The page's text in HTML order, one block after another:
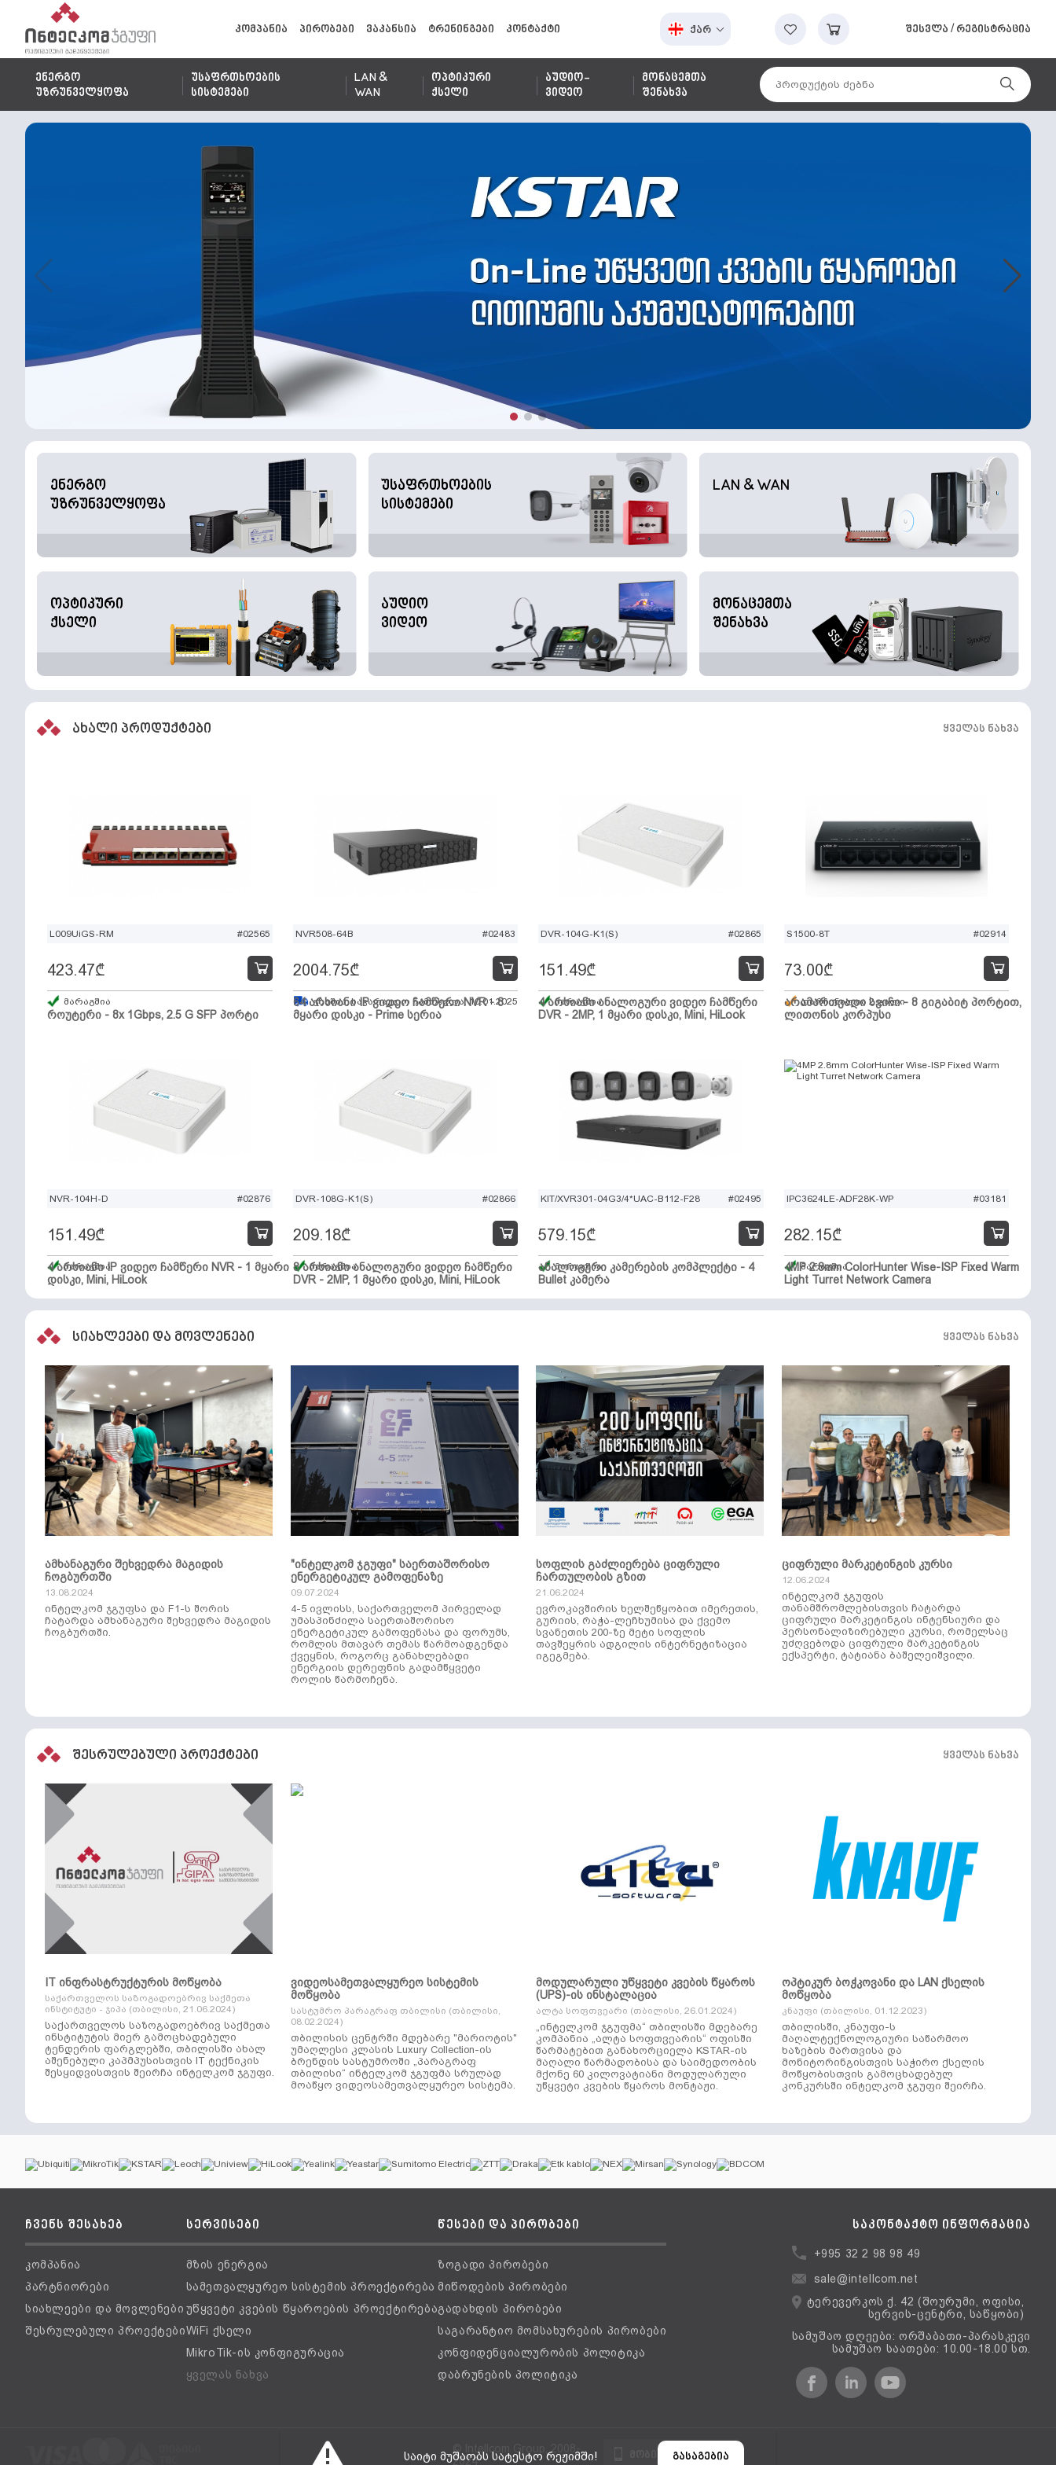
კომპანია პირობები ვაკანსია ტრენინგები კონტაქტი ქარ შესვლა / რეგისტრაცია
ენერგო
უზრუნველყოფა
უსაფრთხოების
სისტემები
LAN &
WAN
ოპტიკური
ქსელი
აუდიო-
ვიდეო
მონაცემთა
შენახვა
ენერგო
უზრუნველყოფა
უსაფრთხოების
სისტემები
LAN & WAN
ოპტიკური
ქსელი
აუდიო
ვიდეო
მონაცემთა
შენახვა
ახალი პროდუქტები ყველას ნახვა
L009UiGS-RM #02565
როუტერი - 8x 1Gbps, 2.5 G SFP პორტი
423.47₾
მარაგშია
NVR508-64B #02483
64 არხიანი IP ვიდეო ჩამწერი NVR - 8
მყარი დისკი - Prime სერია
2004.75₾
გზაშია, სავარაუდო ჩამოსვლა: 10.01.2025
DVR-104G-K1(S) #02865
4 არხიანი ანალოგური ვიდეო ჩამწერი
DVR - 2MP, 1 მყარი დისკი, Mini, HiLook
151.49₾
მარაგშია
S1500-8T #02914
არამართვადი სვიჩი - 8 გიგაბიტ პორტით,
ლითონის კორპუსი
73.00₾
დარჩენილია 2 ცალი
NVR-104H-D #02876
4 არხიანი IP ვიდეო ჩამწერი NVR - 1 მყარი
დისკი, Mini, HiLook
151.49₾
მარაგშია
DVR-108G-K1(S) #02866
8 არხიანი ანალოგური ვიდეო ჩამწერი
DVR - 2MP, 1 მყარი დისკი, Mini, HiLook
209.18₾
მარაგშია
KIT/XVR301-04G3/4*UAC-B112-F28 #02495
ანალოგური კამერების კომპლექტი - 4
Bullet კამერა
579.15₾
მარაგშია
IPC3624LE-ADF28K-WP #03181
4MP 2.8mm ColorHunter Wise-ISP Fixed Warm
Light Turret Network Camera
282.15₾
მარაგშია
სიახლეები და მოვლენები ყველას ნახვა
ამხანაგური შეხვედრა მაგიდის
ჩოგბურთში
13.08.2024
ინტელკომ ჯგუფსა და F1-ს შორის
ჩატარდა ამხანაგური შეხვედრა მაგიდის
ჩოგბურთში.
"ინტელკომ ჯგუფი" საერთაშორისო
ენერგეტიკულ გამოფენაზე
09.07.2024
4-5 ივლისს, საქართველომ პირველად
უმასპინძილა საერთაშორისო
ენერგეტიკულ გამოფენასა და ფორუმს,
რომლის მთავარ თემას წარმოადგენდა
ქვეყნის, როგორც განახლებადი
ენერგიის დერეფნის გადამწყვეტი
როლის წარმოჩენა.
სოფლის გაძლიერება ციფრული
ჩართულობის გზით
21.06.2024
ევროკავშირის ხელშეწყობით იმერეთის,
გურიის, რაჭა-ლეჩხუმისა და ქვემო
სვანეთის 200-ზე მეტი სოფლის
თავშეყრის ადგილის ინტერნეტიზაცია
იგეგმება.
ციფრული მარკეტინგის კურსი
12.06.2024
ინტელკომ ჯგუფის
თანამშრომლებისთვის ჩატარდა
ციფრული მარკეტინგის ინტენსიური და
პერსონალიზირებული კურსი, რომელსაც
უძღვებოდა ციფრული მარკეტინგის
ექსპერტი, ტატიანა ბაშელეიშვილი.
შესრულებული პროექტები ყველას ნახვა
IT ინფრასტრუქტურის მოწყობა
საქართველოს საზოგადოებრივ საქმეთა
ინსტიტუტი - ჯიპა (თბილისი, 21.06.2024)
საქართველოს საზოგადოებრივ საქმეთა
ინსტიტუტის მიერ გამოცხადებული
ტენდერის ფარგლებში, თბილისში ახალ
აშენებული კაპმპუსისთვის IT ტექნიკის
შესყიდვისთვის შეირჩა ინტელკომ ჯგუფი.
ვიდეოსამეთვალყურეო სისტემის
მოწყობა
სასტუმრო პარაგრაფ თბილისი (თბილისი,
08.02.2024)
თბილისის ცენტრში მდებარე "მარიოტის"
უმაღლესი კლასის Luxury Collection-ის
ბრენდის სასტუმროში „პარაგრაფ
თბილისი“ ინტელკომ ჯგუფმა სრულად
მოაწყო ვიდეოსამეთვალყურეო სისტემა.
მოდულარული უწყვეტი კვების წყაროს
(UPS)-ის ინსტალაცია
ალტა სოფთვეარი (თბილისი, 26.01.2024)
„ინტელკომ ჯგუფმა“ თბილისში მდებარე
კომპანია „ალტა სოფთვეარის“ ოფისში
წარმატებით განახორციელა KSTAR-ის
მაღალი წარმადობისა და საიმედოობის
მქონე 60 კილოვატიანი მოდულარული
უწყვეტი კვების წყაროს მონტაჟი.
ოპტიკურ ბოჭკოვანი და LAN ქსელის
მოწყობა
კნაუფი (თბილისი, 01.12.2023)
თბილისში, კნაუფი-ს
მაღალტექნოლოგიური საწარმოო
ხაზების მართვისა და
მონიტორინგისთვის საჭირო ქსელის
მოწყობისთვის გამოცხადებულ
კონკურსში ინტელკომ ჯგუფი შეირჩა.
ჩვენს შესახებ
კომპანია
პარტნიორები
სიახლეები და მოვლენები
შესრულებული პროექტები
სერვისები
მზის ენერგია
სამეთვალყურეო სისტემის პროექტირება
უწყვეტი კვების წყაროების პროექტირება
WiFi ქსელი
MikroTik-ის კონფიგურაცია
ყველას ნახვა
წესები და პირობები
ზოგადი პირობები
მიწოდების პირობები
გადახდის პირობები
საგარანტიო მომსახურების პირობები
კონფიდენციალურობის პოლიტიკა
დაბრუნების პოლიტიკა
საკონტაქტო ინფორმაცია
+995 32 2 98 98 49
sale@intellcom.net
ტერევერკოს ქ. 42 (შოურუმი, ოფისი,
სერვის-ცენტრი, საწყობი)
სამუშაო დღეები: ორშაბათი-პარასკევი
სამუშაო საათები: 10.00-18.00 სთ.
2024
მობილური ვერსია
საიტი მუშაობს სატესტო რეჟიმში! გასაგებია